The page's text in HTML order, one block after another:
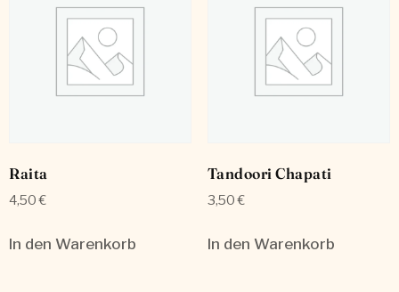
Raita
4,50€
In den Warenkorb
Tandoori Chapati
3,50€
In den Warenkorb